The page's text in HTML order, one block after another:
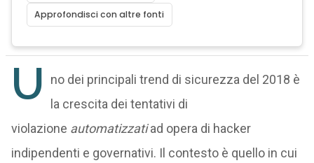
Approfondisci con altre fonti
U
no dei principali trend di sicurezza del 2018 è
la crescita dei tentativi di
violazione automatizzatiad opera di hacker
indipendenti e governativi. Il contesto è quello in cui